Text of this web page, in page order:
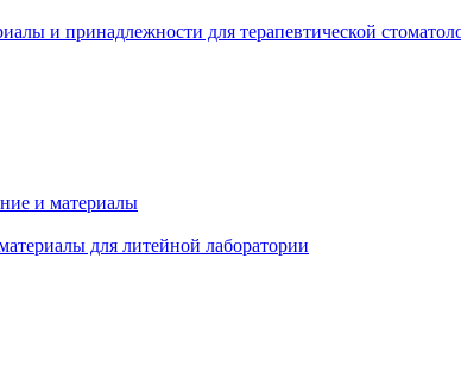
и принадлежности для терапевтической
и материалы
для литейной лаборатории